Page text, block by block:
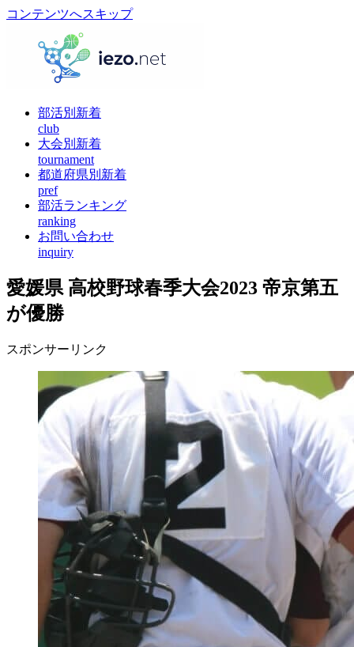
コンテンツへスキップ
部活別新着
club
大会別新着
tournament
都道府県別新着
pref
部活ランキング
ranking
お問い合わせ
inquiry
愛媛県 高校野球春季大会2023 帝京第五
が優勝
スポンサーリンク